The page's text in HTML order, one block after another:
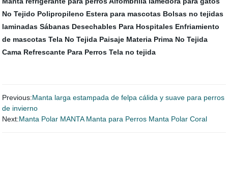
No Tejido Polipropileno Estera para mascotas Bolsas no tejidas
laminadas Sábanas Desechables Para Hospitales Enfriamiento
de mascotas Tela No Tejida Paisaje Materia Prima No Tejida
Cama Refrescante Para Perros Tela no tejida
Previous:Manta larga estampada de felpa cálida y suave para perros
de invierno
Next:Manta Polar MANTA Manta para Perros Manta Polar Coral